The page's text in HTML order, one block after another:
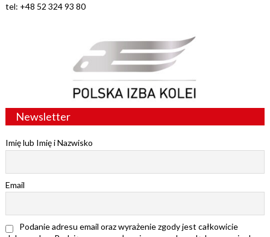
tel: +48 52 324 93 80
Newsletter
Imię lub Imię i Nazwisko
Email
Podanie adresu email oraz wyrażenie zgody jest całkowicie